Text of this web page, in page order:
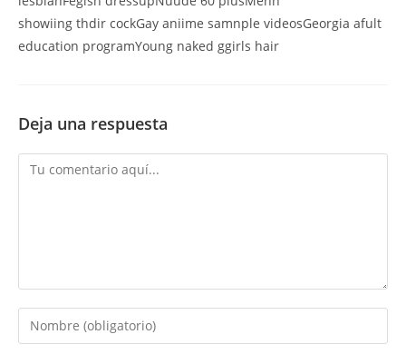
showiing thdir cockGay aniime samnple videosGeorgia afult
education programYoung naked ggirls hair
Deja una respuesta